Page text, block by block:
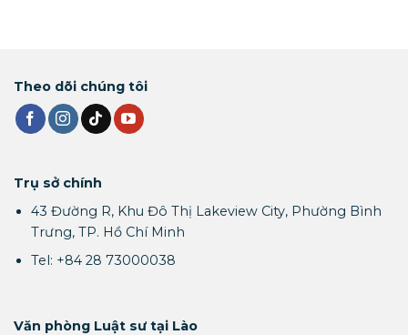
Theo dõi chúng tôi
Trụ sở chính
43 Đường R, Khu Đô Thị Lakeview City, Phường Bình
Trưng, TP. Hồ Chí Minh
Tel: +84 28 73000038
Văn phòng Luật sư tại Lào